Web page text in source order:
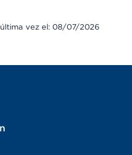
vez el: 08/07/2026